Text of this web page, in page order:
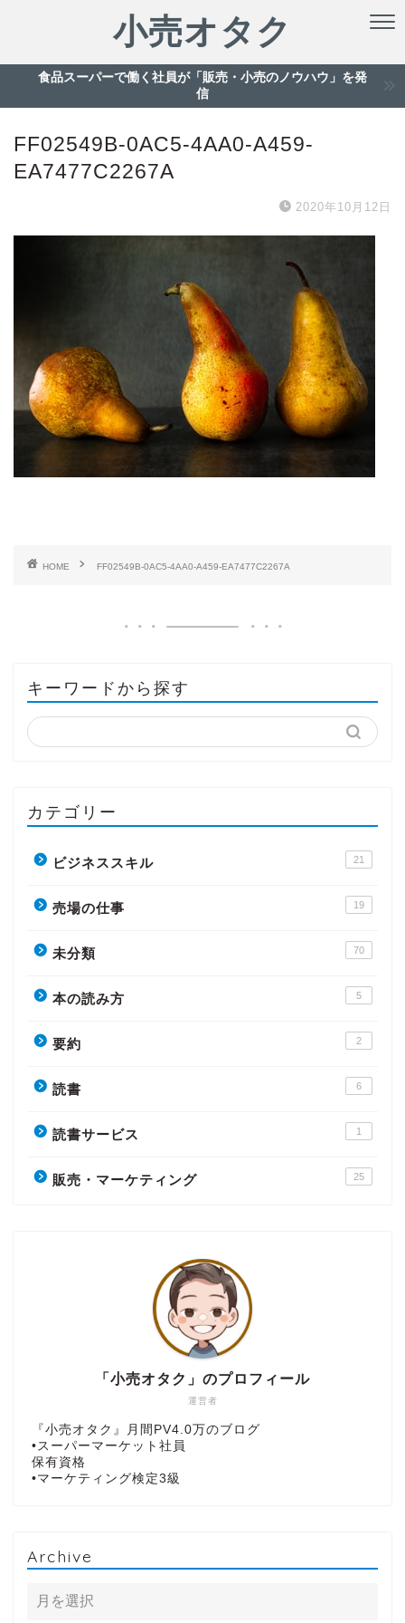
小売オタク
食品スーパーで働く社員が「販売・小売のノウハウ」を発
信
FF02549B-0AC5-4AA0-A459-
EA7477C2267A
2020年10月12日
HOME FF02549B-0AC5-4AA0-A459-EA7477C2267A
キーワードから探す
カテゴリー
ビジネススキル 21
売場の仕事 19
未分類 70
本の読み方 5
要約 2
読書 6
読書サービス 1
販売・マーケティング 25
運営者
「小売オタク」のプロフィール
『小売オタク』月間PV4.0万のブログ
•スーパーマーケット社員
保有資格
•マーケティング検定3級
Archive